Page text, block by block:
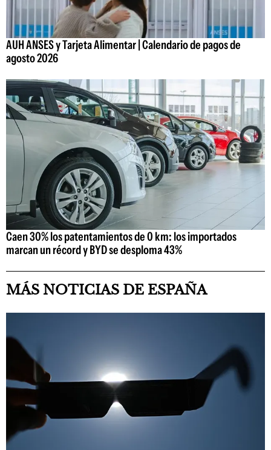
AUH ANSES y Tarjeta Alimentar | Calendario de pagos de
agosto 2026
Caen 30% los patentamientos de 0 km: los importados
marcan un récord y BYD se desploma 43%
MÁS NOTICIAS DE ESPAÑA